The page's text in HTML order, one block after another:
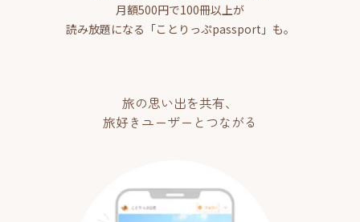
月額500円で100冊以上が
読み放題になる「ことりっぷpassport」も。
旅の思い出を共有、
旅好きユーザーとつながる